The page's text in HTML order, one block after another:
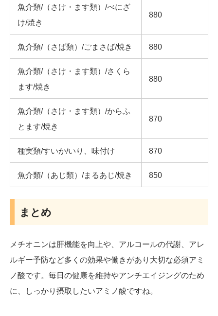
魚介類/（さけ・ます類）/べにざ
け/焼き
880
魚介類/（さば類）/ごまさば/焼き 880
魚介類/（さけ・ます類）/さくら
ます/焼き
880
魚介類/（さけ・ます類）/からふ
とます/焼き
870
種実類/すいか/いり、味付け 870
魚介類/（あじ類）/まるあじ/焼き 850
まとめ
メチオニンは肝機能を向上や、アルコールの代謝、アレ
ルギー予防など多くの効果や働きがあり大切な必須アミ
ノ酸です。毎日の健康を維持やアンチエイジングのため
に、しっかり摂取したいアミノ酸ですね。